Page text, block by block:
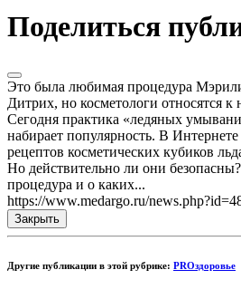
Поделиться
Это была любимая процедура
Дитрих, но косметологи относятся к
Сегодня практика «ледяных
набирает популярность. В
рецептов косметических кубиков
Но действительно ли они
процедура и о каких...
https://www.medargo.ru/
Закрыть
Другие публикации в этой рубрике: PROздоровье